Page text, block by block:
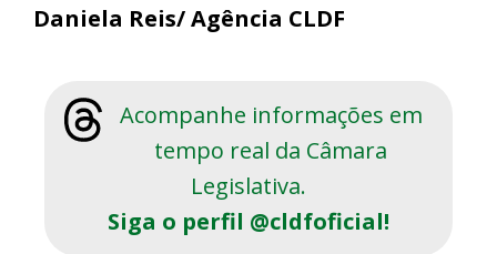
Daniela Reis/ Agência CLDF
Acompanhe informações em
tempo real da Câmara
Legislativa.
Siga o perfil @cldfoficial!